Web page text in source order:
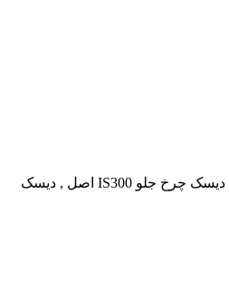
قیمت دیسک چرخ جلو IS300, دیسک چرخ جلو IS300 اصل , دیسک